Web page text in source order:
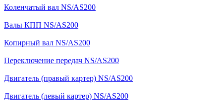
Коленчатый вал NS/AS200
Валы КПП NS/AS200
Копирный вал NS/AS200
Переключение передач NS/AS200
Двигатель (правый картер) NS/AS200
Двигатель (левый картер) NS/AS200